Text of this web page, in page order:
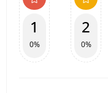
1
0%
2
0%